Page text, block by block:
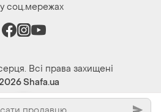
соц.мережах
Всі права захищені
Shafa.ua